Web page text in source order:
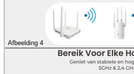
Afbeelding 4